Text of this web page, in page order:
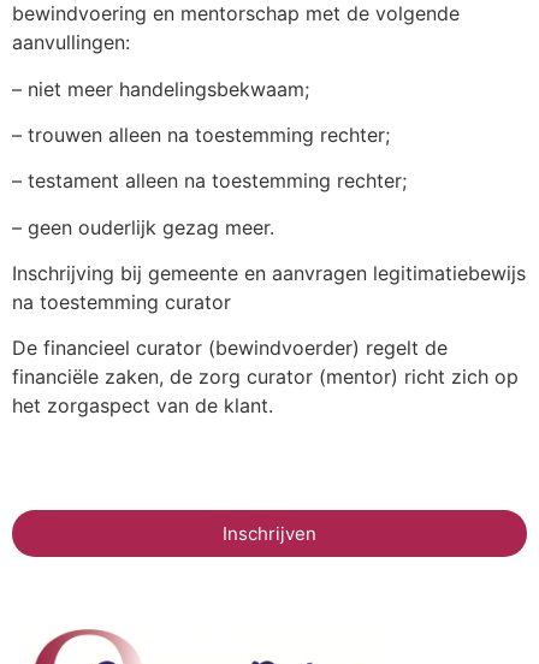
bewindvoering en mentorschap met de volgende
aanvullingen:
– niet meer handelingsbekwaam;
– trouwen alleen na toestemming rechter;
– testament alleen na toestemming rechter;
– geen ouderlijk gezag meer.
Inschrijving bij gemeente en aanvragen legitimatiebewijs
na toestemming curator
De financieel curator (bewindvoerder) regelt de
financiële zaken, de zorg curator (mentor) richt zich op
het zorgaspect van de klant.
Inschrijven